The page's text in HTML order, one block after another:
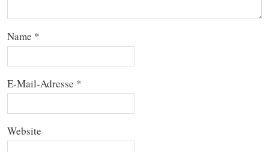
Name *
E-Mail-Adresse *
Website